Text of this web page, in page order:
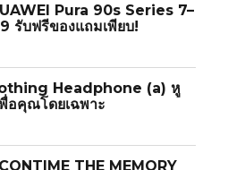
Pura 90s Series 7–
รับฟรีของแถมเพียบ!
Headphone (a) หู
อคุณโดยเฉพาะ
THE MEMORY